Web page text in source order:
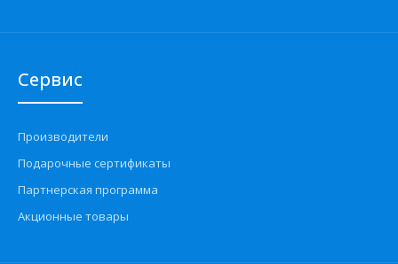
Сервис
Производители
Подарочные сертификаты
Партнерская программа
Акционные товары